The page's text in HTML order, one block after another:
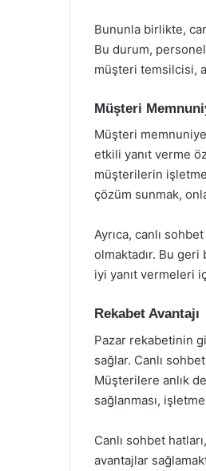
Bununla birlikte,
Bu durum,
müşteri temsilcisi,
Müşteri
Müşteri
etkili yanıt verme
müşterilerin
çözüm sunmak,
Ayrıca, canlı
olmaktadır. Bu
iyi yanıt vermeleri
Rekabet Avantajı
Pazar rekabetinin
sağlar. Canlı
Müşterilere anlık
sağlanması,
Canlı sohbet
avantajlar